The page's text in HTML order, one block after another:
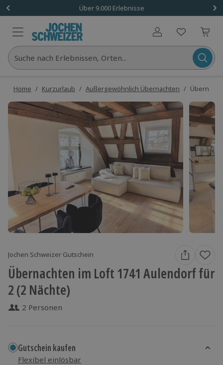
Über 9.000 Erlebnisse
Benutzerkonto
Suche nach Erlebnissen, Orten...
Home / Kurzurlaub / Außergewöhnlich Übernachten /
Jochen Schweizer Gutschein
Übernachten im Loft 1741 Aulendorf für
2 (2 Nächte)
2 Personen
Gutschein kaufen
Flexibel einlösbar